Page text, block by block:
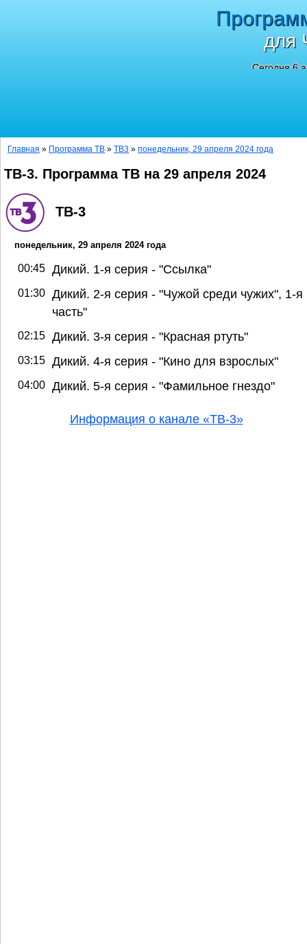
для
Сегодня 6
Главная » Программа ТВ » ТВ3 » понедельник, 29 апреля 2024 года
ТВ-3. Программа ТВ на 29 апреля 2024
ТВ-3
понедельник, 29 апреля 2024 года
00:45 Дикий. 1-я серия - "Ссылка"
01:30 Дикий. 2-я серия - "Чужой среди чужих", 1-я
часть"
02:15 Дикий. 3-я серия - "Красная ртуть"
03:15 Дикий. 4-я серия - "Кино для взрослых"
04:00 Дикий. 5-я серия - "Фамильное гнездо"
Информация о канале «ТВ-3»